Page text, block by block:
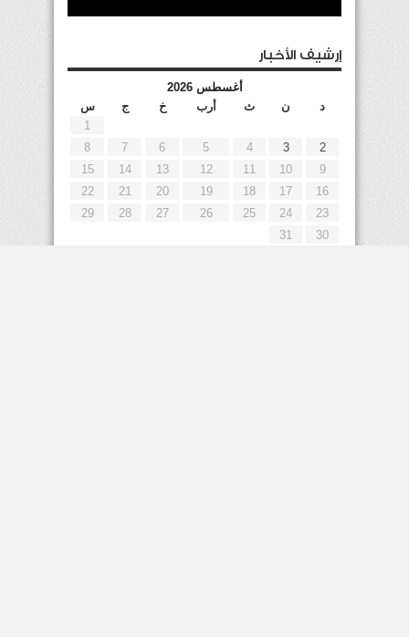
إرشيف الأخبار
أغسطس 2026
د
ن ث أرب خ ج
س
1
2
3
4
5
6
7
8
9
10
11
12
13
14
15
16
17
18
19
20
21
22
23
24
25
26
27
28
29
30
31